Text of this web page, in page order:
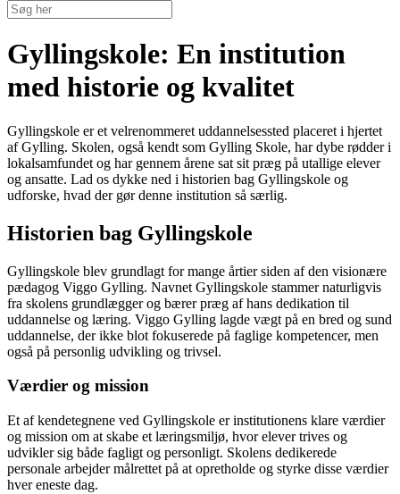
Gyllingskole: En institution
med historie og kvalitet
Gyllingskole er et velrenommeret uddannelsessted placeret i hjertet
af Gylling. Skolen, også kendt som Gylling Skole, har dybe rødder i
lokalsamfundet og har gennem årene sat sit præg på utallige elever
og ansatte. Lad os dykke ned i historien bag Gyllingskole og
udforske, hvad der gør denne institution så særlig.
Historien bag Gyllingskole
Gyllingskole blev grundlagt for mange årtier siden af den visionære
pædagog Viggo Gylling. Navnet Gyllingskole stammer naturligvis
fra skolens grundlægger og bærer præg af hans dedikation til
uddannelse og læring. Viggo Gylling lagde vægt på en bred og sund
uddannelse, der ikke blot fokuserede på faglige kompetencer, men
også på personlig udvikling og trivsel.
Værdier og mission
Et af kendetegnene ved Gyllingskole er institutionens klare værdier
og mission om at skabe et læringsmiljø, hvor elever trives og
udvikler sig både fagligt og personligt. Skolens dedikerede
personale arbejder målrettet på at opretholde og styrke disse værdier
hver eneste dag.